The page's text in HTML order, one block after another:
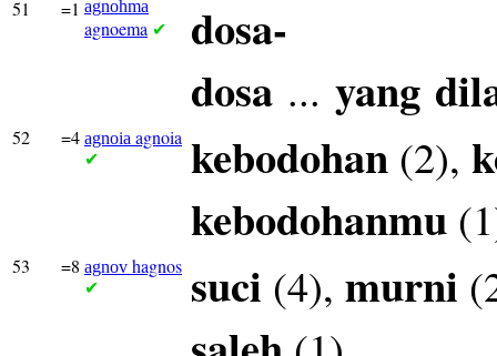
51 =1 agnohma
agnoema ✔
dosa-
dosa ... yang
52 =4 agnoia agnoia
✔ kebodohan (2),
kebodohanmu
53 =8 agnov hagnos
✔ suci (4), murni